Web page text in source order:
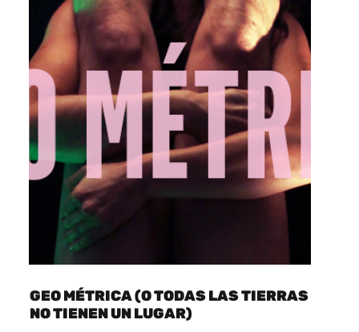
GEO MÉTRICA (O TODAS LAS TIERRAS
NO TIENEN UN LUGAR)